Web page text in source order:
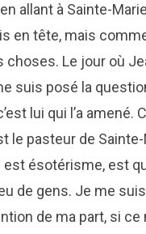
allant à Sainte-
en tête, mais
choses. Le jour où
suis posé la
lui qui l’a amené.
le pasteur de
ésotérisme, est
de gens. Je me suis
de ma part, si ce